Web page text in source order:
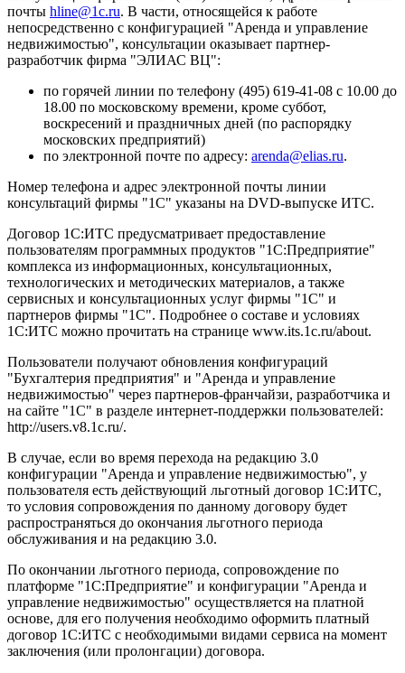
почты hline@1c.ru. В части, относящейся к работе
непосредственно с конфигурацией "Аренда и управление
недвижимостью", консультации оказывает партнер-
разработчик фирма "ЭЛИАС ВЦ":
по горячей линии по телефону (495) 619-41-08 с 10.00 до
18.00 по московскому времени, кроме суббот,
воскресений и праздничных дней (по распорядку
московских предприятий)
по электронной почте по адресу: arenda@elias.ru.
Номер телефона и адрес электронной почты линии
консультаций фирмы "1С" указаны на DVD-выпуске ИТС.
Договор 1С:ИТС предусматривает предоставление
пользователям программных продуктов "1С:Предприятие"
комплекса из информационных, консультационных,
технологических и методических материалов, а также
сервисных и консультационных услуг фирмы "1С" и
партнеров фирмы "1С". Подробнее о составе и условиях
1С:ИТС можно прочитать на странице www.its.1c.ru/about.
Пользователи получают обновления конфигураций
"Бухгалтерия предприятия" и "Аренда и управление
недвижимостью" через партнеров-франчайзи, разработчика и
на сайте "1С" в разделе интернет-поддержки пользователей:
http://users.v8.1c.ru/.
В случае, если во время перехода на редакцию 3.0
конфигурации "Аренда и управление недвижимостью", у
пользователя есть действующий льготный договор 1С:ИТС,
то условия сопровождения по данному договору будет
распространяться до окончания льготного периода
обслуживания и на редакцию 3.0.
По окончании льготного периода, сопровождение по
платформе "1С:Предприятие" и конфигурации "Аренда и
управление недвижимостью" осуществляется на платной
основе, для его получения необходимо оформить платный
договор 1С:ИТС с необходимыми видами сервиса на момент
заключения (или пролонгации) договора.